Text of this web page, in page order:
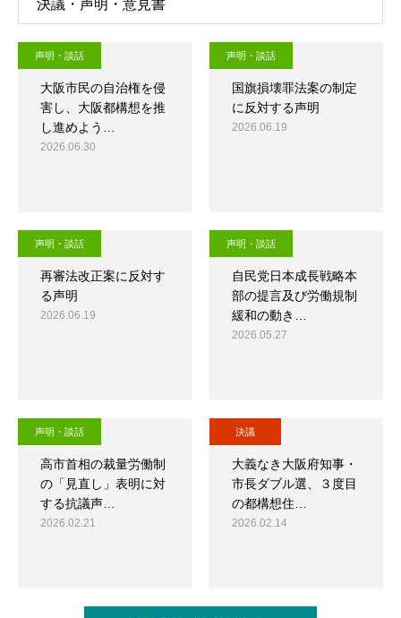
決議・声明・意見書
声明・談話
大阪市民の自治権を侵
害し、大阪都構想を推
し進めよう…
2026.06.30
声明・談話
国旗損壊罪法案の制定
に反対する声明
2026.06.19
声明・談話
再審法改正案に反対す
る声明
2026.06.19
声明・談話
自民党日本成長戦略本
部の提言及び労働規制
緩和の動き…
2026.05.27
声明・談話
高市首相の裁量労働制
の「見直し」表明に対
する抗議声…
2026.02.21
決議
大義なき大阪府知事・
市長ダブル選、３度目
の都構想住…
2026.02.14